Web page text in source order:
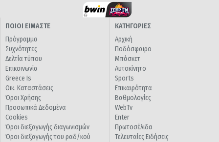
ΠΟΙΟΙ ΕΙΜΑΣΤΕ
Πρόγραμμα
Συχνότητες
Δελτία τύπου
Επικοινωνία
Greece Is
Οικ. Καταστάσεις
Όροι Χρήσης
Προσωπικά Δεδομένα
Cookies
Όροι διεξαγωγής διαγωνισμών
Όροι διεξαγωγής του ραδ/κού
ΚΑΤΗΓΟΡΙΕΣ
Αρχική
Ποδόσφαιρο
Μπάσκετ
Αυτοκίνητο
Sports
Επικαιρότητα
Βαθμολογίες
WebTv
Enter
Πρωτοσέλιδα
Τελευταίες Ειδήσεις